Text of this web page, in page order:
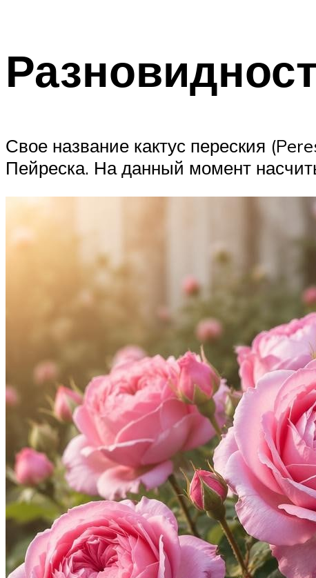
Свое название кактус переския
Пейреска. На данный момент